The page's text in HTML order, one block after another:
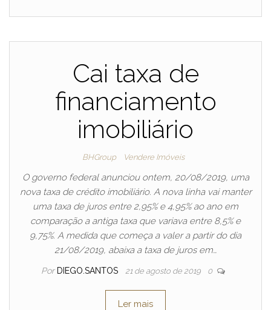
Cai taxa de
financiamento
imobiliário
BHGroup Vendere Imóveis
O governo federal anunciou ontem, 20/08/2019, uma
nova taxa de crédito imobiliário. A nova linha vai manter
uma taxa de juros entre 2,95% e 4,95% ao ano em
comparação a antiga taxa que variava entre 8,5% e
9,75%. A medida que começa a valer a partir do dia
21/08/2019, abaixa a taxa de juros em…
Por DIEGO.SANTOS 21 de agosto de 2019 0
Ler mais